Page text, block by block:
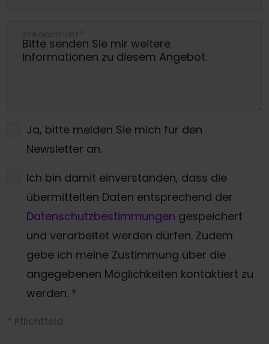
Ihre Nachricht *
Ja, bitte melden Sie mich für den
Newsletter an.
Ich bin damit einverstanden, dass die
übermittelten Daten entsprechend der
Datenschutzbestimmungen gespeichert
und verarbeitet werden dürfen. Zudem
gebe ich meine Zustimmung über die
angegebenen Möglichkeiten kontaktiert zu
werden. *
* Pflichtfeld